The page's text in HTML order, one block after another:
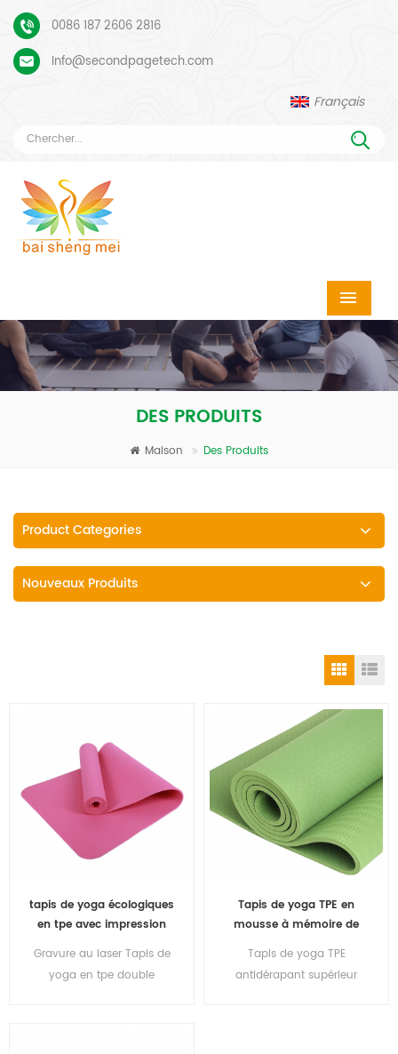
0086 187 2606 2816
Info@secondpagetech.com
Français
DES PRODUITS
Maison Des Produits
Product Categories
Nouveaux Produits
tapis de yoga écologiques
en tpe avec impression
Gravure au laser Tapis de
yoga en tpe double
Tapis de yoga TPE en
mousse à mémoire de
haute densité
Tapis de yoga TPE
antidérapant supérieur